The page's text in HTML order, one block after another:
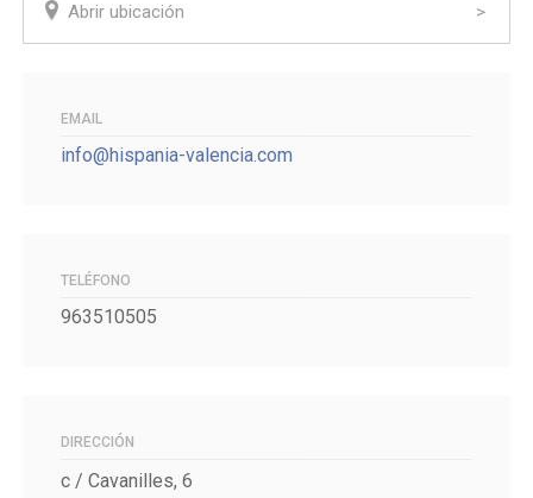
Abrir ubicación
EMAIL
info@hispania-valencia.com
TELÉFONO
963510505
DIRECCIÓN
c / Cavanilles, 6